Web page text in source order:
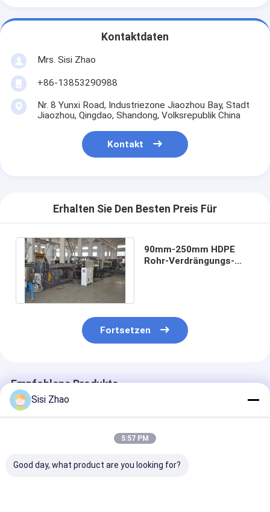
Kontaktdaten
Mrs. Sisi Zhao
+86-13853290988
Nr. 8 Yunxi Road, Industriezone Jiaozhou Bay, Stadt
Jiaozhou, Qingdao, Shandong, Volksrepublik China
Kontakt
Erhalten Sie Den Besten Preis Für
90mm-250mm HDPE
Rohr-Verdrängungs-
Fortsetzen
Empfohlene Produkte
Sisi Zhao
5:57 PM
Good day, what product are you looking for?